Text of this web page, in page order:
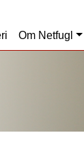
Om Netfugl